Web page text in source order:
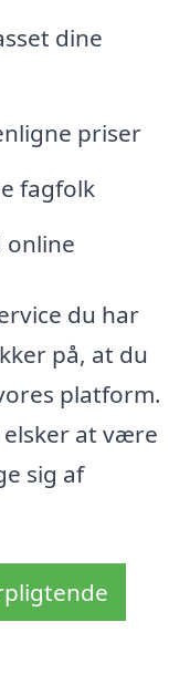
dine
priser
fagfolk
online
du har
på, at du
platform.
at være
sig af